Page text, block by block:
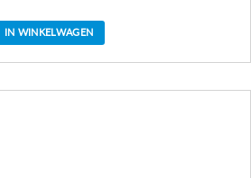
IN WINKELWAGEN